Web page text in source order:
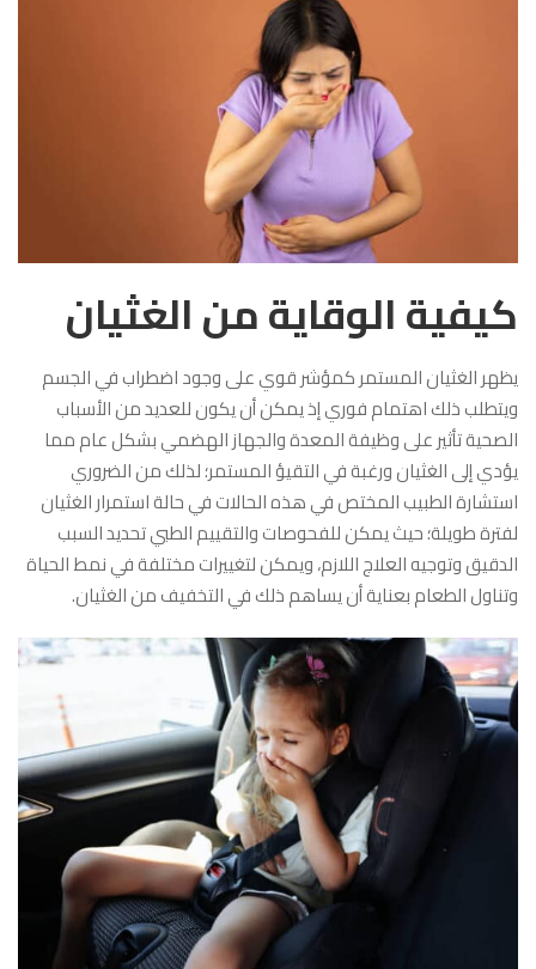
كيفية الوقاية من الغثيان
يظهر الغثيان المستمر كمؤشر قوي على وجود اضطراب في الجسم
ويتطلب ذلك اهتمام فوري إذ يمكن أن يكون للعديد من الأسباب
الصحية تأثير على وظيفة المعدة والجهاز الهضمي بشكل عام مما
يؤدي إلى الغثيان ورغبة في التقيؤ المستمر؛ لذلك من الضروري
استشارة الطبيب المختص في هذه الحالات في حالة استمرار الغثيان
لفترة طويلة؛ حيث يمكن للفحوصات والتقييم الطبي تحديد السبب
الدقيق وتوجيه العلاج اللازم، ويمكن لتغييرات مختلفة في نمط الحياة
وتناول الطعام بعناية أن يساهم ذلك في التخفيف من الغثيان.